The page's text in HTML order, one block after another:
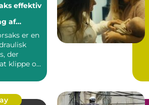
af
er en
der
klippe og